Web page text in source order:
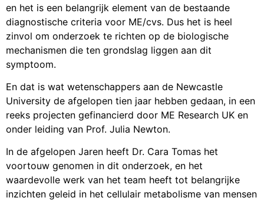
en het is een belangrijk element van de bestaande
diagnostische criteria voor ME/cvs. Dus het is heel
zinvol om onderzoek te richten op de biologische
mechanismen die ten grondslag liggen aan dit
symptoom.
En dat is wat wetenschappers aan de Newcastle
University de afgelopen tien jaar hebben gedaan, in een
reeks projecten gefinancierd door ME Research UK en
onder leiding van Prof. Julia Newton.
In de afgelopen Jaren heeft Dr. Cara Tomas het
voortouw genomen in dit onderzoek, en het
waardevolle werk van het team heeft tot belangrijke
inzichten geleid in het cellulair metabolisme van mensen